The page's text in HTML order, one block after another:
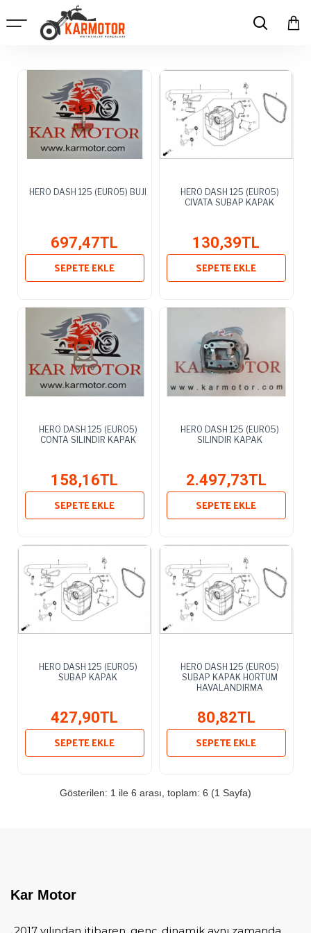
HERO DASH 125 (EURO5) BUJI
697,47TL
SEPETE EKLE
HERO DASH 125 (EURO5)
CIVATA SUBAP KAPAK
130,39TL
SEPETE EKLE
HERO DASH 125 (EURO5)
CONTA SILINDIR KAPAK
158,16TL
SEPETE EKLE
HERO DASH 125 (EURO5)
SILINDIR KAPAK
2.497,73TL
SEPETE EKLE
HERO DASH 125 (EURO5)
SUBAP KAPAK
427,90TL
SEPETE EKLE
HERO DASH 125 (EURO5)
SUBAP KAPAK HORTUM
HAVALANDIRMA
80,82TL
SEPETE EKLE
Gösterilen: 1 ile 6 arası, toplam: 6 (1 Sayfa)
Kar Motor